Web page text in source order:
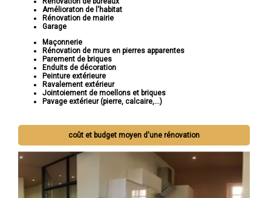
Amélioraton de l'habitat
Rénovation de mairie
Garage
Maçonnerie
Rénovation de murs en pierres apparentes
Parement de briques
Enduits de décoration
Peinture extérieure
Ravalement extérieur
Jointoiement de moellons et briques
Pavage extérieur (pierre, calcaire,...)
coût et budget moyen d'une rénovation